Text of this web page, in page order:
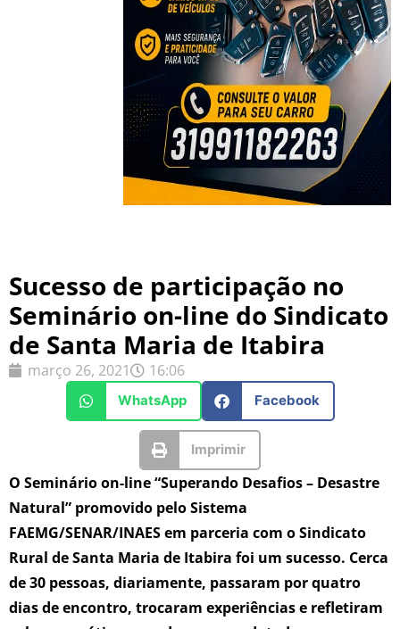
Sucesso de participação no
Seminário on-line do Sindicato
de Santa Maria de Itabira
março 26, 2021 16:06
WhatsApp Facebook
Imprimir
O Seminário on-line “Superando Desafios – Desastre
Natural” promovido pelo Sistema
FAEMG/SENAR/INAES em parceria com o Sindicato
Rural de Santa Maria de Itabira foi um sucesso. Cerca
de 30 pessoas, diariamente, passaram por quatro
dias de encontro, trocaram experiências e refletiram